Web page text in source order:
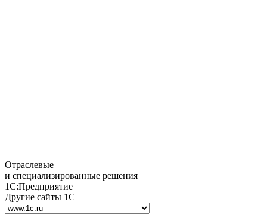
Отраслевые
и специализированные решения
1С:Предприятие
Другие сайты 1С